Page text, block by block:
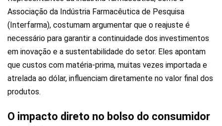
Associação da Indústria Farmacêutica de Pesquisa
(Interfarma), costumam argumentar que o reajuste é
necessário para garantir a continuidade dos investimentos
em inovação e a sustentabilidade do setor. Eles apontam
que custos com matéria-prima, muitas vezes importada e
atrelada ao dólar, influenciam diretamente no valor final dos
produtos.
O impacto direto no bolso do consumidor